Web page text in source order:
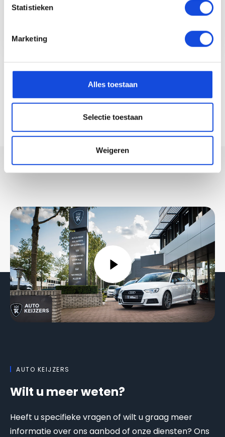
Statistieken
Marketing
Alles toestaan
Selectie toestaan
Weigeren
147.472 km 179 PK
AUTO KEIJZERS
Wilt u meer weten?
Heeft u specifieke vragen of wilt u graag meer
informatie over ons aanbod of onze diensten? Ons